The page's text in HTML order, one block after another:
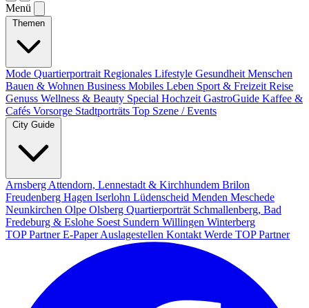
Menü
Themen
Mode Quartierportrait Regionales Lifestyle Gesundheit Menschen
Bauen & Wohnen Business Mobiles Leben Sport & Freizeit Reise
Genuss Wellness & Beauty Special Hochzeit GastroGuide Kaffee &
Cafés Vorsorge Stadtporträts Top Szene / Events
City Guide
Arnsberg Attendorn, Lennestadt & Kirchhundem Brilon
Freudenberg Hagen Iserlohn Lüdenscheid Menden Meschede
Neunkirchen Olpe Olsberg Quartierporträt Schmallenberg, Bad
Fredeburg & Eslohe Soest Sundern Willingen Winterberg
TOP PartnerE-PaperAuslagestellen Kontakt Werde TOP Partner